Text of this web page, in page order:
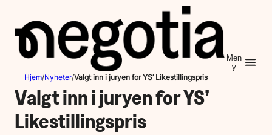
innhold
Men
y
Hjem/Nyheter/Valgt inn i juryen for YS’ Likestillingspris
Valgt inn i juryen for YS’
Likestillingspris